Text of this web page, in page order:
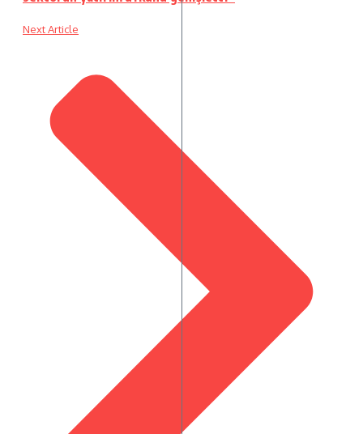
Next Article